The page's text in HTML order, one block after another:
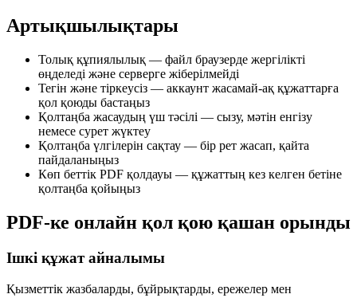
Артықшылықтары
Толық құпиялылық — файл браузерде жергілікті
өңделеді және серверге жіберілмейді
Тегін және тіркеусіз — аккаунт жасамай-ақ құжаттарға
қол қоюды бастаңыз
Қолтаңба жасаудың үш тәсілі — сызу, мәтін енгізу
немесе сурет жүктеу
Қолтаңба үлгілерін сақтау — бір рет жасап, қайта
пайдаланыңыз
Көп беттік PDF қолдауы — құжаттың кез келген бетіне
қолтаңба қойыңыз
PDF-ке онлайн қол қою қашан орынды
Ішкі құжат айналымы
Қызметтік жазбаларды, бұйрықтарды, ережелер мен